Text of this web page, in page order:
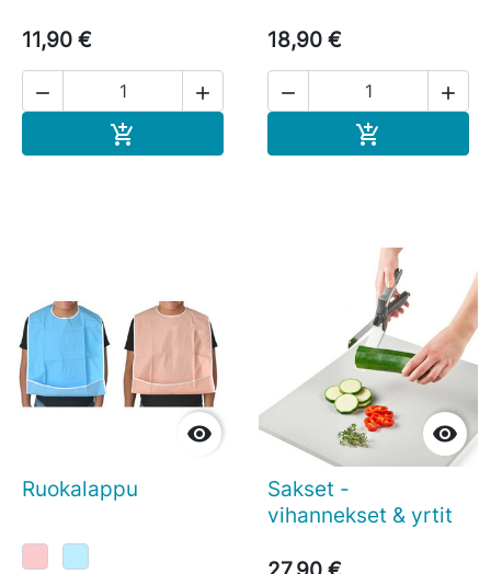
11,90 €
 

18,90 €
 


Ruokalappu

Sakset -
vihannekset & yrtit